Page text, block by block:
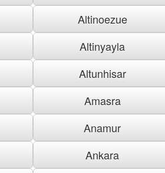
Altinoezue
Altinyayla
Altunhisar
Amasra
Anamur
Ankara